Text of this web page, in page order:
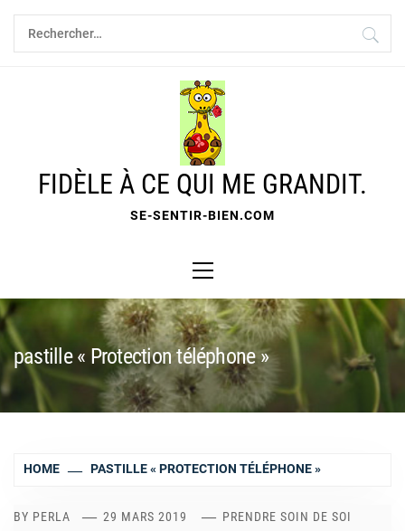
Skip
content
Rechercher :
FIDÈLE À CE QUI ME GRANDIT.
SE-SENTIR-BIEN.COM
Menu
pastille « Protection téléphone »
HOME PASTILLE « PROTECTION TÉLÉPHONE »
BY PERLA 29 MARS 2019 PRENDRE SOIN DE SOI